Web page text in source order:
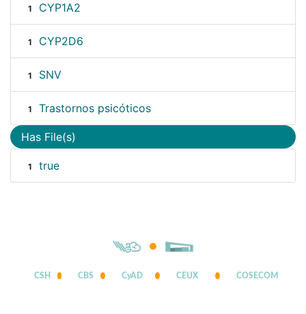
1 CYP1A2
1 CYP2D6
1 SNV
1 Trastornos psicóticos
Has File(s)
1 true
CSH CBS CyAD CEUX COSECOM